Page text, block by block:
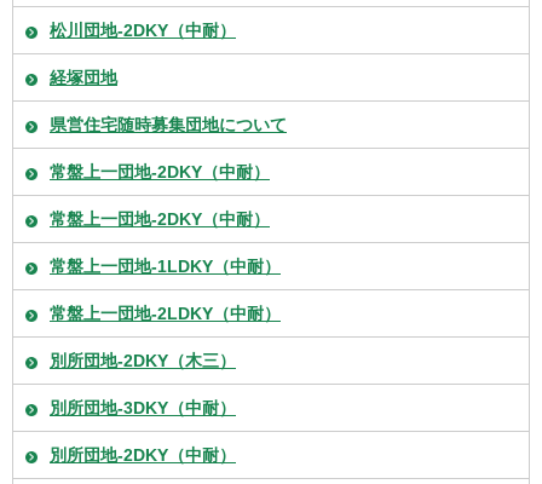
松川団地-2DKY（中耐）
経塚団地
県営住宅随時募集団地について
常盤上一団地-2DKY（中耐）
常盤上一団地-2DKY（中耐）
常盤上一団地-1LDKY（中耐）
常盤上一団地-2LDKY（中耐）
別所団地-2DKY（木三）
別所団地-3DKY（中耐）
別所団地-2DKY（中耐）